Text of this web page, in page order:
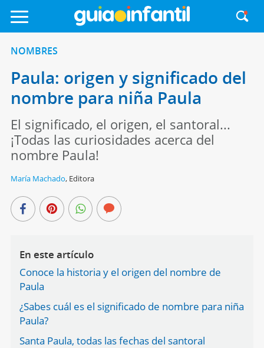
NOMBRES
Paula: origen y significado del
nombre para niña Paula
El significado, el origen, el santoral...
¡Todas las curiosidades acerca del
nombre Paula!
María Machado, Editora
En este artículo
Conoce la historia y el origen del nombre de
Paula
¿Sabes cuál es el significado de nombre para niña
Paula?
Santa Paula, todas las fechas del santoral